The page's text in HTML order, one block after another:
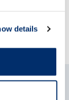
details
una